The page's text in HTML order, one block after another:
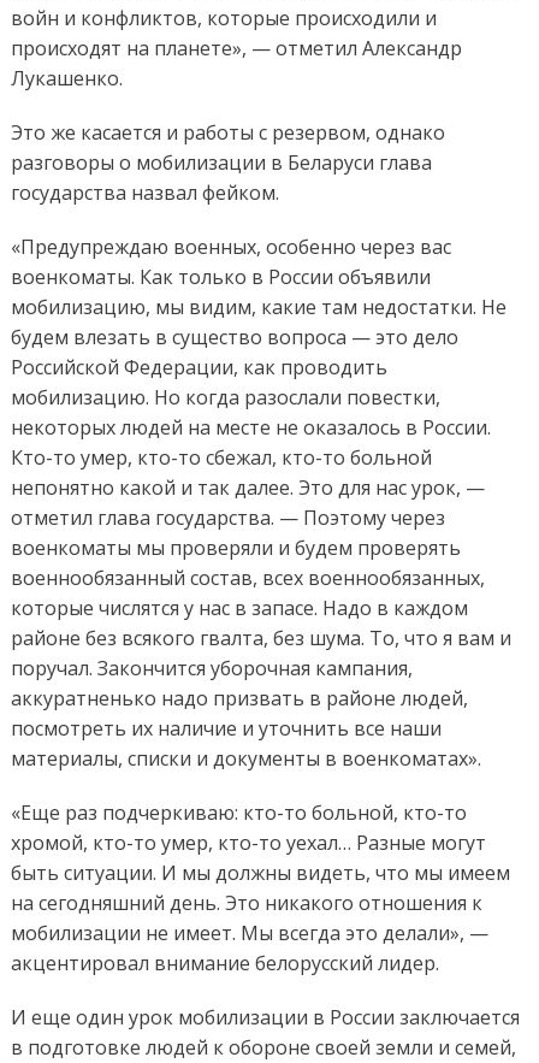
войн и конфликтов, которые происходили и
происходят на планете», — отметил Александр
Лукашенко.
Это же касается и работы с резервом, однако
разговоры о мобилизации в Беларуси глава
государства назвал фейком.
«Предупреждаю военных, особенно через вас
военкоматы. Как только в России объявили
мобилизацию, мы видим, какие там недостатки. Не
будем влезать в существо вопроса — это дело
Российской Федерации, как проводить
мобилизацию. Но когда разослали повестки,
некоторых людей на месте не оказалось в России.
Кто-то умер, кто-то сбежал, кто-то больной
непонятно какой и так далее. Это для нас урок, —
отметил глава государства. — Поэтому через
военкоматы мы проверяли и будем проверять
военнообязанный состав, всех военнообязанных,
которые числятся у нас в запасе. Надо в каждом
районе без всякого гвалта, без шума. То, что я вам и
поручал. Закончится уборочная кампания,
аккуратненько надо призвать в районе людей,
посмотреть их наличие и уточнить все наши
материалы, списки и документы в военкоматах».
«Еще раз подчеркиваю: кто-то больной, кто-то
хромой, кто-то умер, кто-то уехал… Разные могут
быть ситуации. И мы должны видеть, что мы имеем
на сегодняшний день. Это никакого отношения к
мобилизации не имеет. Мы всегда это делали», —
акцентировал внимание белорусский лидер.
И еще один урок мобилизации в России заключается
в подготовке людей к обороне своей земли и семей,